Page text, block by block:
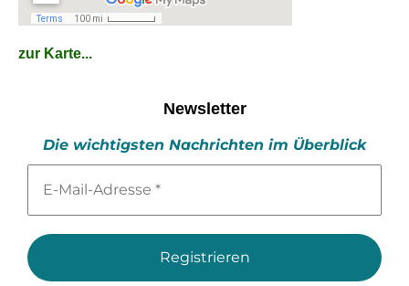
zur Karte...
Newsletter
Die wichtigsten Nachrichten im Überblick
Mail-
*